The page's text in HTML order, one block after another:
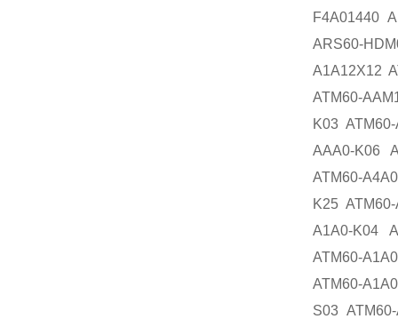
F4A01440
ARS60-
A1A12X12
ATM60-
K03
AAA0-K06
ATM60-
K25
A1A0-K04
ATM60-
ATM60-
S03